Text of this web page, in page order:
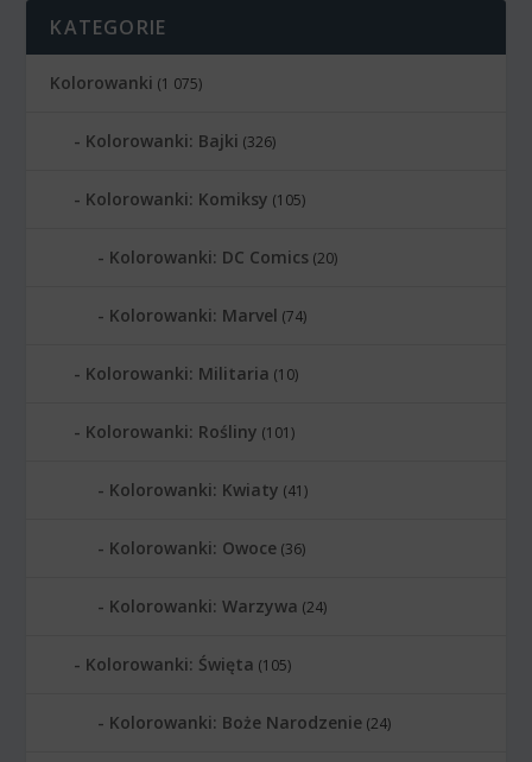
KATEGORIE
Kolorowanki (1 075)
Kolorowanki: Bajki (326)
Kolorowanki: Komiksy (105)
Kolorowanki: DC Comics (20)
Kolorowanki: Marvel (74)
Kolorowanki: Militaria (10)
Kolorowanki: Rośliny (101)
Kolorowanki: Kwiaty (41)
Kolorowanki: Owoce (36)
Kolorowanki: Warzywa (24)
Kolorowanki: Święta (105)
Kolorowanki: Boże Narodzenie (24)